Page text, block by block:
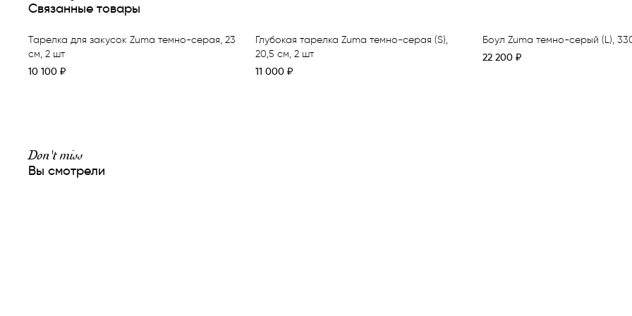
Связанные товары
Тарелка для закусок Zuma темно-серая, 23
см, 2 шт
10 100 ₽
Глубокая тарелка Zuma темно-серая (S),
20,5 см, 2 шт
11 000 ₽
Боул Zuma темно-серый (L),
22 200 ₽
Don't miss
Вы смотрели